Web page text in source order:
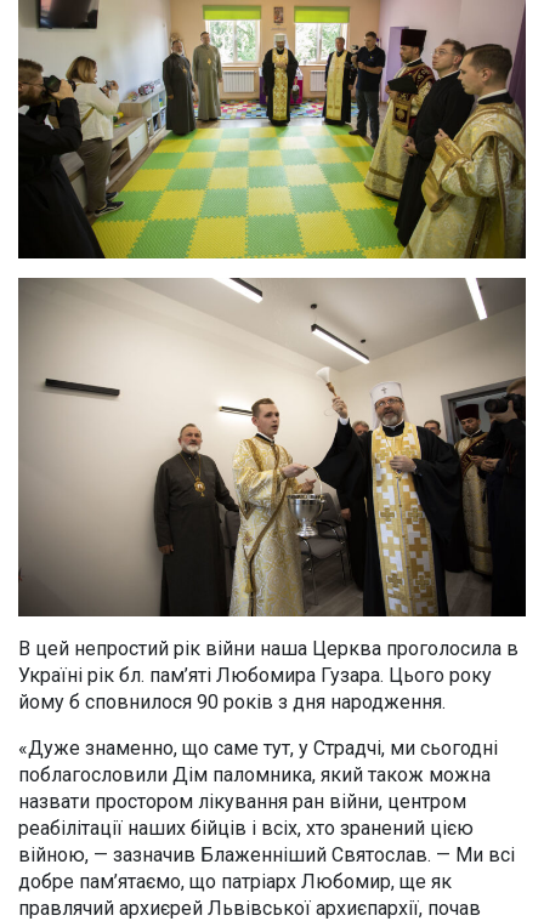
В цей непростий рік війни наша Церква проголосила в
Україні рік бл. пам’яті Любомира Гузара. Цього року
йому б сповнилося 90 років з дня народження.
«Дуже знаменно, що саме тут, у Страдчі, ми сьогодні
поблагословили Дім паломника, який також можна
назвати простором лікування ран війни, центром
реабілітації наших бійців і всіх, хто зранений цією
війною, — зазначив Блаженніший Святослав. — Ми всі
добре пам’ятаємо, що патріарх Любомир, ще як
правлячий архиєрей Львівської архиєпархії, почав